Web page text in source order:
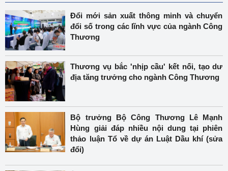
Đổi mới sản xuất thông minh và chuyển
đổi số trong các lĩnh vực của ngành Công
Thương
Thương vụ bắc 'nhịp cầu' kết nối, tạo dư
địa tăng trưởng cho ngành Công Thương
Bộ trưởng Bộ Công Thương Lê Mạnh
Hùng giải đáp nhiều nội dung tại phiên
thảo luận Tổ về dự án Luật Dầu khí (sửa
đổi)